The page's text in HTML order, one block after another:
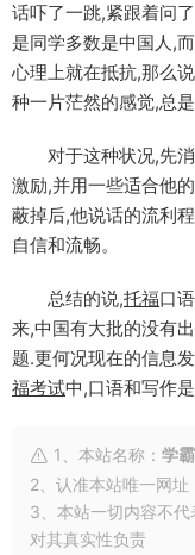
话吓了一跳,紧跟着问
是同学多数是中国人,
心理上就在抵抗,那么说
种一片茫然的感觉,总
对于这种状况,先消
激励,并用一些适合他
蔽掉后,他说话的流利
自信和流畅。
总结的说,托福口
来,中国有大批的没有
题.更何况现在的信息
福考试中,口语和写作是
1、本站名称： 学
2、认准本站唯一网址
3、本站一切内容不
对其真实性负责